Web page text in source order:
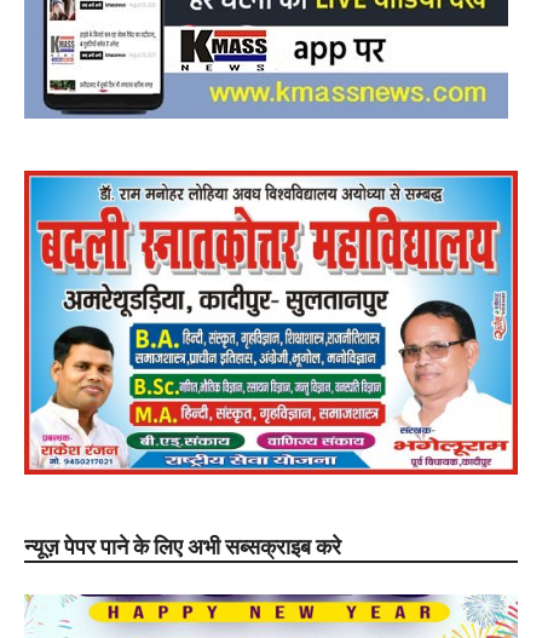
न्यूज़ पेपर पाने के लिए अभी सब्सक्राइब करे